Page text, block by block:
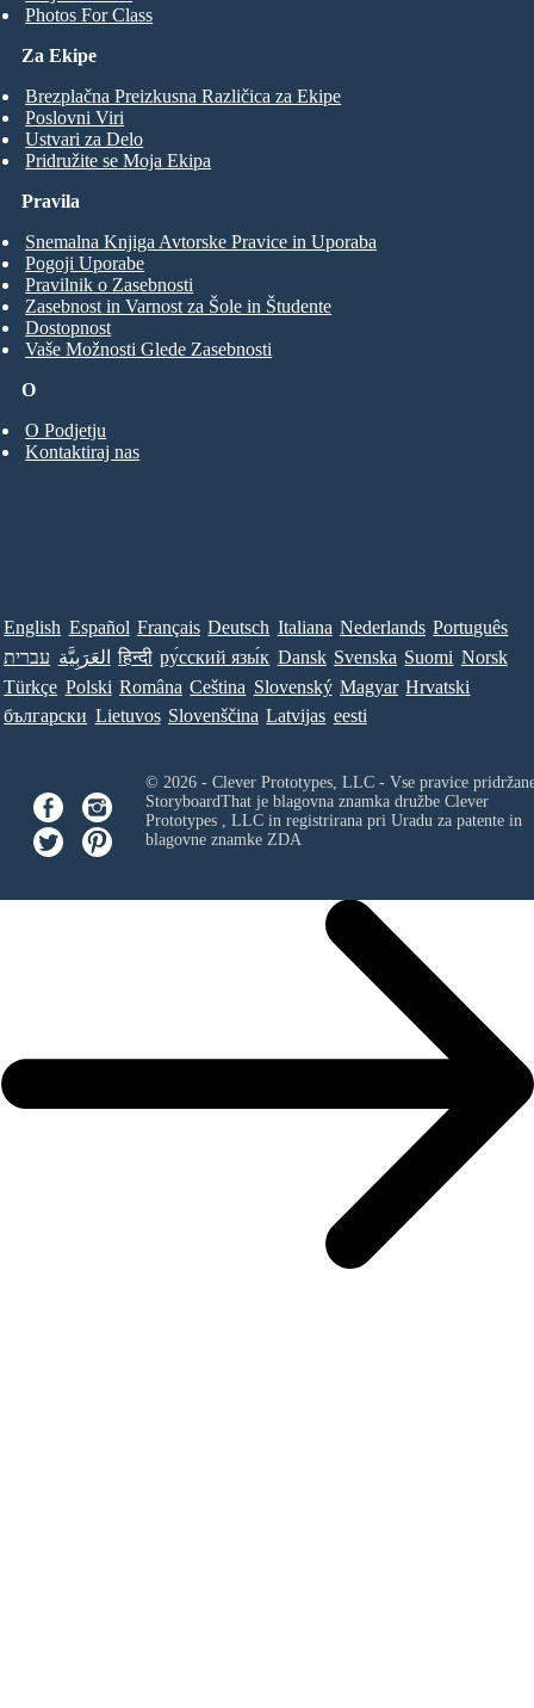
Photos For Class
Za Ekipe
Brezplačna Preizkusna Različica za Ekipe
Poslovni Viri
Ustvari za Delo
Pridružite se Moja Ekipa
O
O Podjetju
Kontaktiraj nas
Pravila
Snemalna Knjiga Avtorske Pravice in Uporaba
Pogoji Uporabe
Pravilnik o Zasebnosti
Zasebnost in Varnost za Šole in Študente
Dostopnost
Vaše Možnosti Glede Zasebnosti
English Español Français Deutsch Italiana Nederlands Português
עברית العَرَبِيَّة हिन्दी ру́сский язы́к Dansk Svenska Suomi Norsk
Türkçe Polski Româna Ceština Slovenský Magyar Hrvatski
български Lietuvos Slovenščina Latvijas eesti
© 2026 - Clever Prototypes, LLC - Vse pravice
StoryboardThat je blagovna znamka družbe Clever
Prototypes , LLCin registrirana pri Uradu za patente in
blagovne znamke ZDA